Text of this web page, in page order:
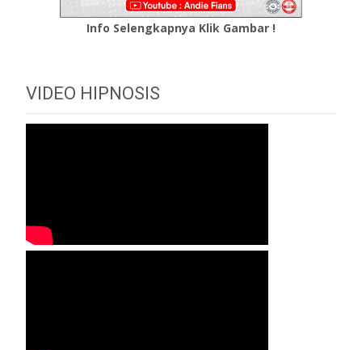
Info Selengkapnya Klik Gambar !
VIDEO HIPNOSIS